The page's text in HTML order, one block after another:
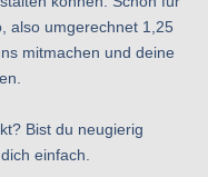
also umgerechnet 1,25
mitmachen und deine
Bist du neugierig
einfach.